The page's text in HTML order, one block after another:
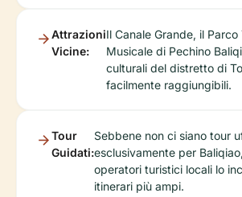
Attrazioni
Vicine:
Il Canale Grande, il
Musicale di Pechino
culturali del distretto di
facilmente raggiungibili.
Tour
Guidati:
Sebbene non ci siano tour
esclusivamente per
operatori turistici locali lo
itinerari più ampi.